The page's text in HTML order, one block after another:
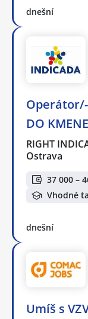
dnešní
DO
RIGHT
Ostrava
37 000 –
Vhodné
dnešní
Umíš s